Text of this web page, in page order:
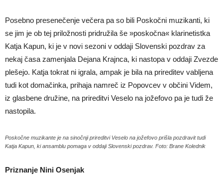
Posebno presenečenje večera pa so bili Poskočni muzikanti, ki
se jim je ob tej priložnosti pridružila še »poskočna« klarinetistka
Katja Kapun, ki je v novi sezoni v oddaji Slovenski pozdrav za
nekaj časa zamenjala Dejana Krajnca, ki nastopa v oddaji Zvezde
plešejo. Katja tokrat ni igrala, ampak je bila na prireditev vabljena
tudi kot domačinka, prihaja namreč iz Popovcev v občini Videm,
iz glasbene družine, na prireditvi Veselo na jožefovo pa je tudi že
nastopila.
Poskočne muzikante je na sinočnji prireditvi Veselo na jožefovo prišla pozdravit tudi
Katja Kapun, ki ansamblu pomaga v oddaji Slovenski pozdrav. Foto: Brane Kolednik
Priznanje Nini Osenjak